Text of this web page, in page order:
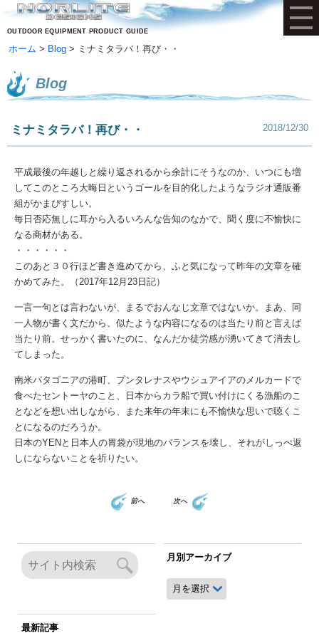
OUTDOOR EQUIPMENT PRODUCT GUIDE
ホーム Blog ミナミタラバ！再び・・
Blog
ミナミタラバ！再び・・ 2018/12/30
平成最後の年越しと繰り返されるから余計にそうなのか、いつにも増
してこのところ大晦日というゴールを目的化したようなラジオ通販番
組がかまびすしい。
毎日否応無しに耳から入るいろんな告知のなかで、聞く度に不愉快に
なる商材がある。
・・・・・・
このあと３０行ほど書き進めてから、ふと気になって昨年の文章を確
かめてみた。（2017年12月23日記）
一言一句とは言わないが、まるでおんなじ文章ではないか。まあ、同
一人物が書く文だから、似たような内容になるのは当たり前と言えば
当たり前。せっかく書いたのに、なんだか徒労感が湧いてきて消去し
てしまった。
南米パタゴニアの港町、プンタレナスやウシュアイアのメルカードで
食べたセントーヤのこと、日本からカラ船で買い付けにくる漁船のこ
となどを想い出しながら、また来年の年末にも不愉快な思いで聴くこ
とになるのだろうか。
日本のYENと日本人の胃袋が現地のバランスを壊し、それがしっぺ返
しにならないことを祈りたい。
前へ 次へ
月別アーカイブ
月
別
最新記事